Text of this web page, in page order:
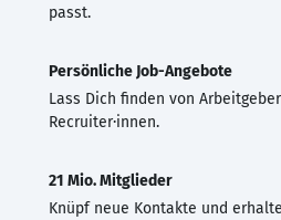
passt.
Persönliche Job-Angebote
Lass Dich finden von
Recruiter·innen.
21 Mio. Mitglieder
Knüpf neue Kontakte und